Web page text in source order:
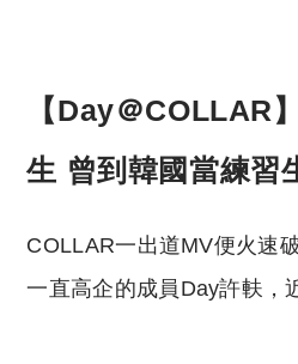
【Day＠COLLAR
生 曾到韓國當練習
COLLAR一出道MV便火速
一直高企的成員Day許䡍，